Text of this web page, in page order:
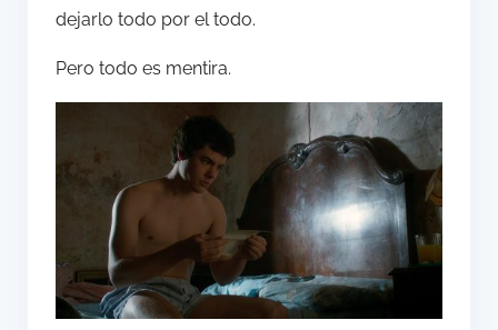
dejarlo todo por el todo.
Pero todo es mentira.